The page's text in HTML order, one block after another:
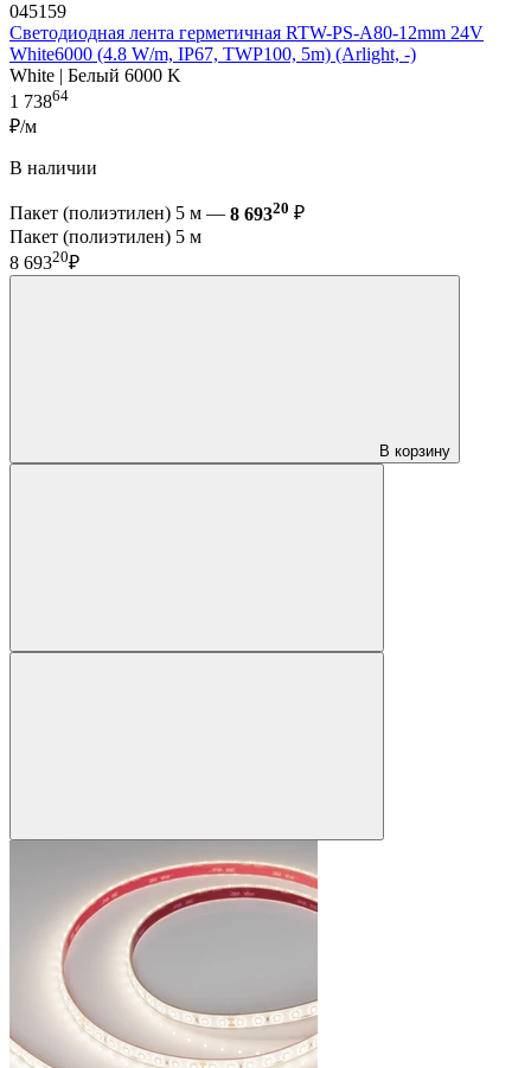
045159
Светодиодная лента герметичная RTW-PS-A80-12mm 24V
White6000 (4.8 W/m, IP67, TWP100, 5m) (Arlight, -)
White | Белый 6000 K
1 73864
₽/м
В наличии
Пакет (полиэтилен) 5 м — 8 69320 ₽
Пакет (полиэтилен) 5 м
8 69320₽
В корзину